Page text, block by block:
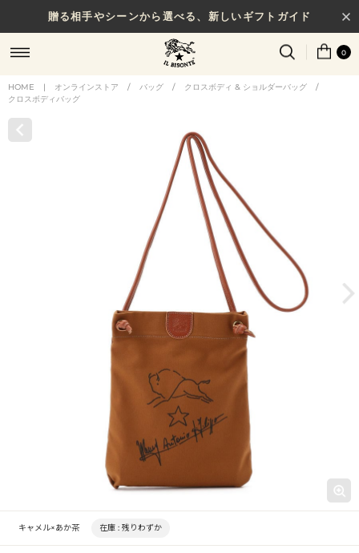
贈る相手やシーンから選べる、新しいギフトガイド
0
HOME | オンラインストア / バッグ / クロスボディ & ショルダーバッグ
/
クロスボディバッグ
キャメル×あか茶 在庫 : 残りわずか